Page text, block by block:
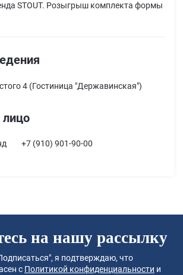
STOUT. Розыгрыш комплекта формы
4 (Гостиница "Державинская")
лицо
+7 (910) 901-90-00
на нашу рассылку
я подтверждаю, что
с Политикой конфиденциальности и